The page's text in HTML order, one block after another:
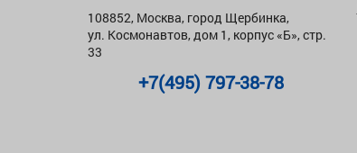
108852, Москва, город Щербинка,
ул. Космонавтов, дом 1, корпус «Б», стр.
33
+7(495) 797-38-78